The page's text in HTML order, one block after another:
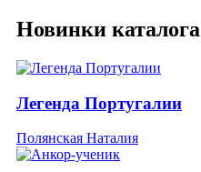
Новинки каталога
Легенда Португалии
Полянская Наталия